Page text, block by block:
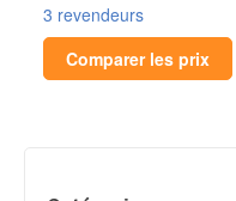
3 revendeurs
Comparer les prix